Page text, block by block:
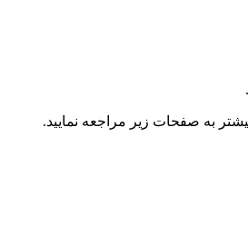
به صفحات زیر مراجعه نمایید.